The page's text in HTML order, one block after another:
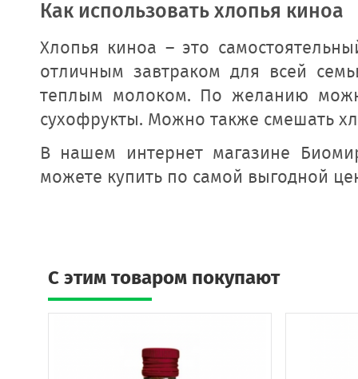
Как использовать хлопья киноа
Хлопья киноа – это
отличным завтраком для всей
теплым молоком. По желанию
сухофрукты. Можно также смешать
В нашем интернет магазине
можете купить по самой выгодной
C этим товаром покупают